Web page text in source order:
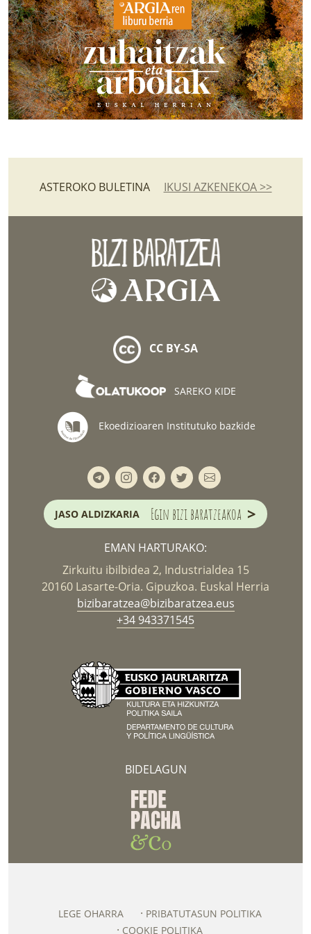
ASTEROKO BULETINA IKUSI AZKENEKOA >>
CC BY-SA
SAREKO KIDE
Ekoedizioaren Institutuko bazkide
JASO ALDIZKARIA Egin bizi baratzeakoa >
EMAN HARTURAKO:
Zirkuitu ibilbidea 2, Industrialdea 15
20160 Lasarte-Oria. Gipuzkoa. Euskal Herria
bizibaratzea@bizibaratzea.eus
+34 943371545
BIDELAGUN
LEGE OHARRA
PRIBATUTASUN POLITIKA
COOKIE POLITIKA